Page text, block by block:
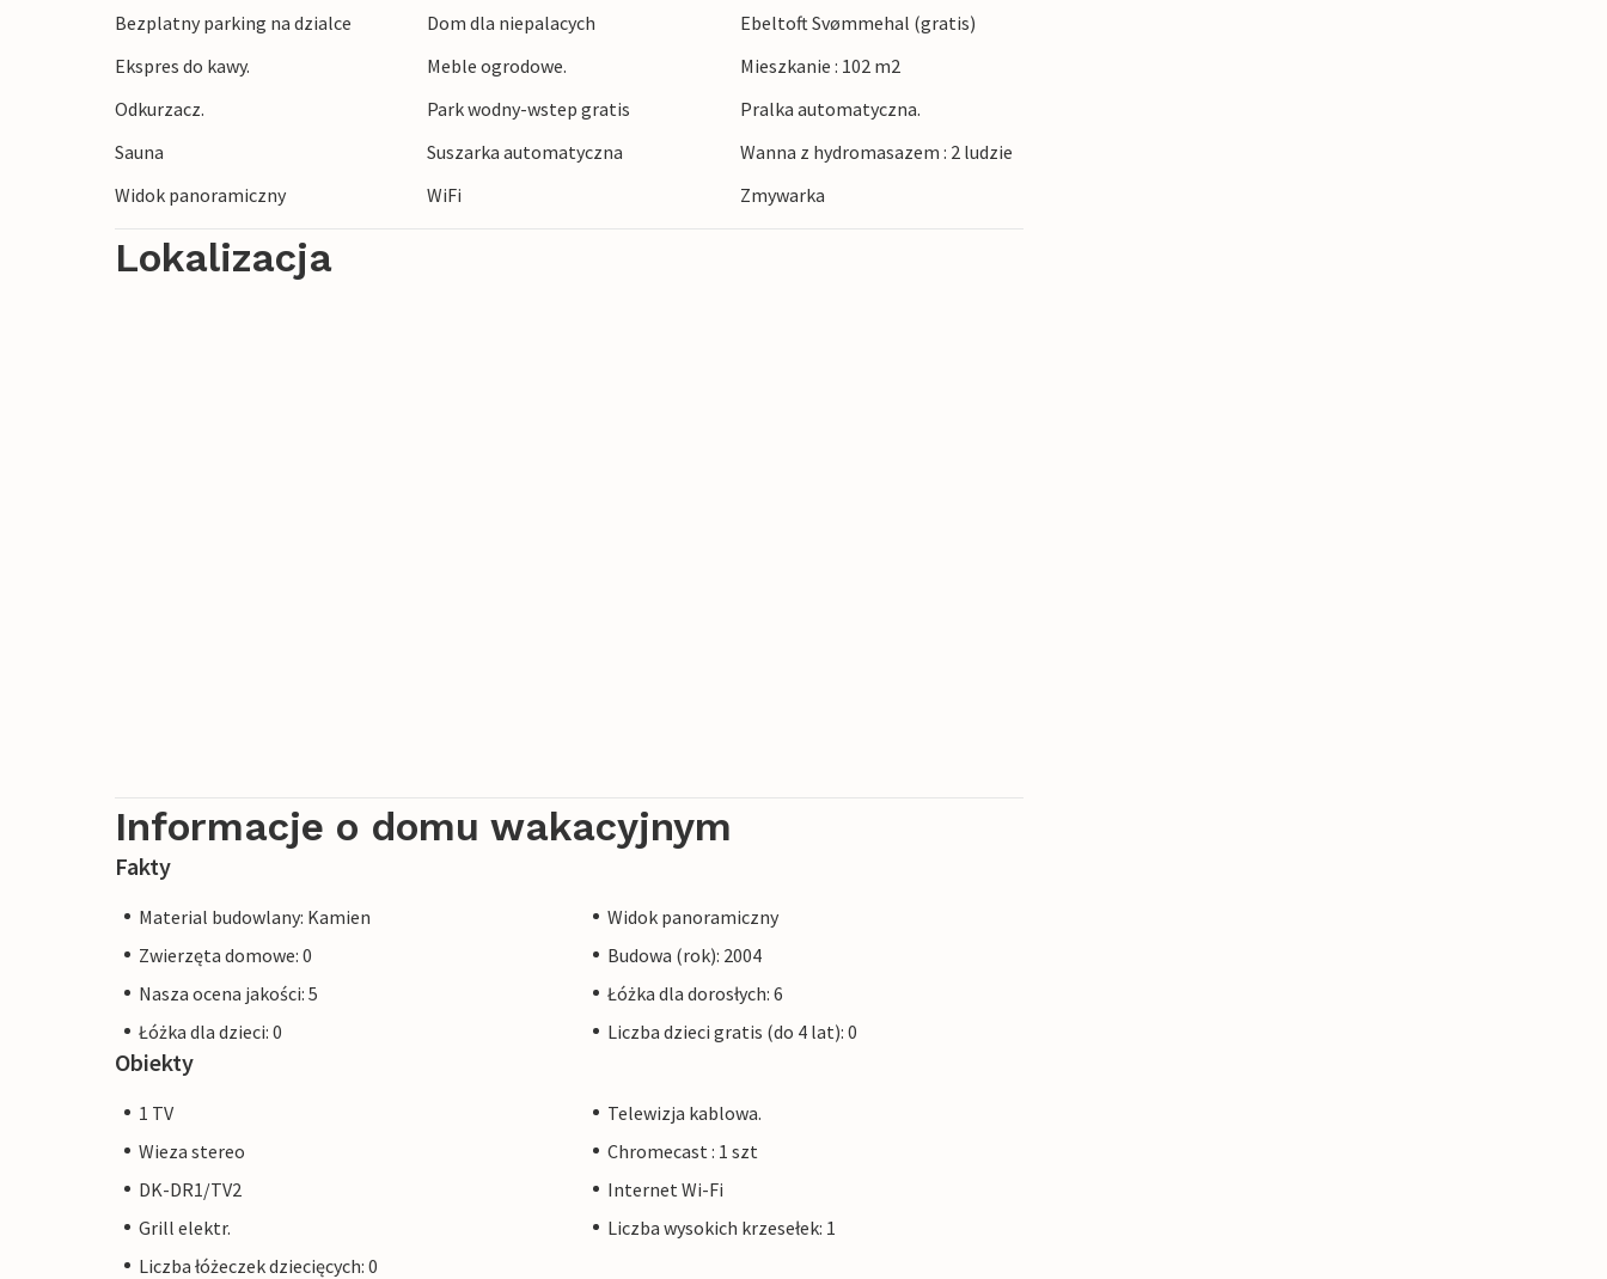
Bezplatny parking na dzialce Dom dla niepalacych
Ebeltoft Svømmehal (gratis)
Ekspres do kawy.
Meble ogrodowe.
Mieszkanie : 102 m2
Odkurzacz.
Park wodny-wstep gratis
Pralka automatyczna.
Sauna
Suszarka automatyczna
Wanna z hydromasazem : 2 ludzie
Widok panoramiczny
WiFi Zmywarka
Lokalizacja
Informacje o domu wakacyjnym
Fakty
Material budowlany: Kamien
Widok panoramiczny
Zwierzęta domowe: 0
Budowa (rok): 2004
Nasza ocena jakości: 5
Łóżka dla dorosłych: 6
Łóżka dla dzieci: 0
Liczba dzieci gratis (do 4 lat): 0
Obiekty
1 TV
Telewizja kablowa.
Wieza stereo
Chromecast : 1 szt
DK-DR1/TV2
Internet Wi-Fi
Grill elektr.
Liczba wysokich krzesełek: 1
Liczba łóżeczek dziecięcych: 0